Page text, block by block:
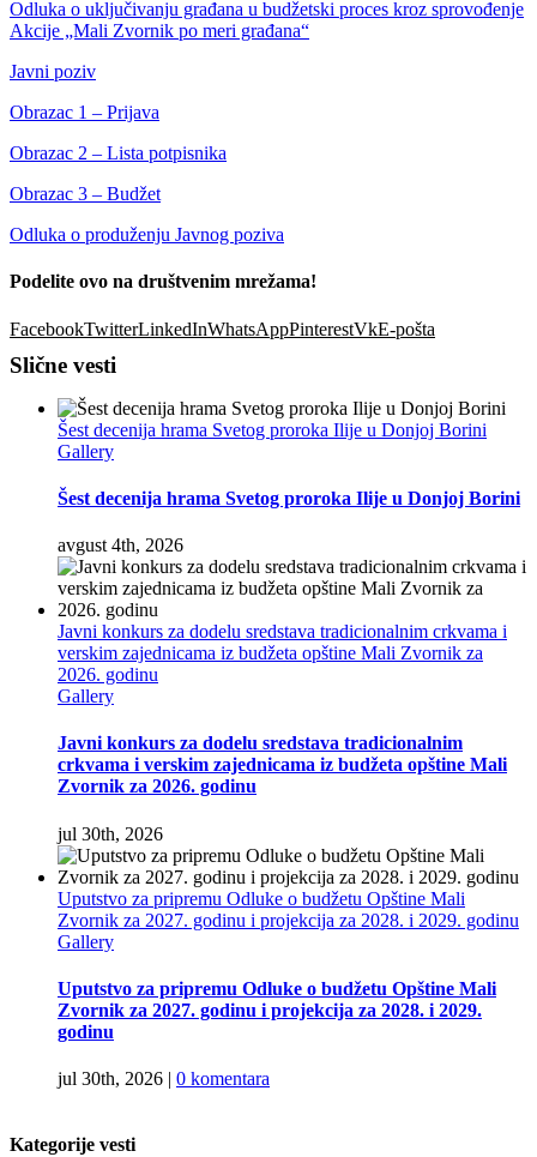
Odluka o uključivanju građana u budžetski proces kroz sprovođenje
Akcije „Mali Zvornik po meri građana“
Javni poziv
Obrazac 1 – Prijava
Obrazac 2 – Lista potpisnika
Obrazac 3 – Budžet
Odluka o produženju Javnog poziva
Podelite ovo na društvenim mrežama!
FacebookTwitterLinkedInWhatsAppPinterestVkE-pošta
Slične vesti
Šest decenija hrama Svetog proroka Ilije u Donjoj Borini
Gallery
Šest decenija hrama Svetog proroka Ilije u Donjoj Borini
avgust 4th, 2026
Javni konkurs za dodelu sredstava tradicionalnim crkvama i
verskim zajednicama iz budžeta opštine Mali Zvornik za
2026. godinu
Gallery
Javni konkurs za dodelu sredstava tradicionalnim
crkvama i verskim zajednicama iz budžeta opštine Mali
Zvornik za 2026. godinu
jul 30th, 2026
Uputstvo za pripremu Odluke o budžetu Opštine Mali
Zvornik za 2027. godinu i projekcija za 2028. i 2029. godinu
Gallery
Uputstvo za pripremu Odluke o budžetu Opštine Mali
Zvornik za 2027. godinu i projekcija za 2028. i 2029.
godinu
jul 30th, 2026 | 0 komentara
Kategorije vesti